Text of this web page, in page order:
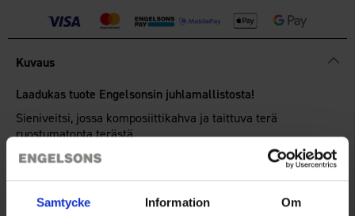
Samtycke Information Om
Kuvaus
Laadukas tuote Engelsonsin juhlamallistosta!
Sieniveitsi, jossa komposiittikahva ja taittuva terä
ruostumatonta terästä.
Kahvan toisessa päässä on kätevä harja, jonka avulla voit